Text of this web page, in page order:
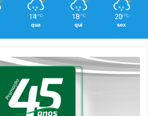
14 ℃
qua
18 ℃
qui
20 ℃
sex